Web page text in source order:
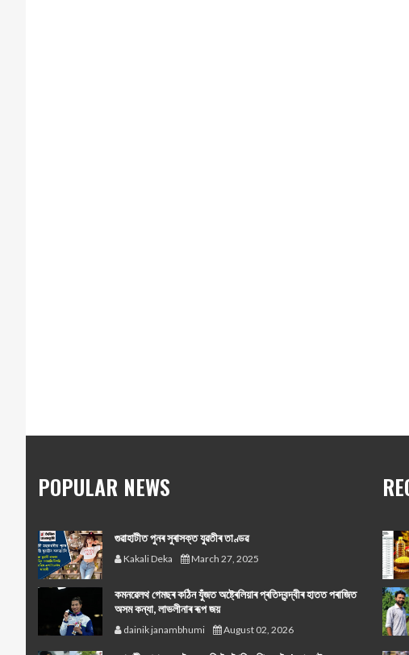
POPULAR NEWS
গুৱাহাটীত পুনৰ সুৰাসক্ত যুৱতীৰ তাণ্ডৱ
Kakali Deka March 27, 2025
কমনৱেলথ গেমছৰ কঠিন যুঁজত অষ্ট্ৰেলিয়াৰ প্ৰতিদ্বন্দ্বীৰ হাতত পৰাজিত
অসম কন্যা, লাভলীনাৰ ৰূপ জয়
dainik janambhumi August 02, 2026